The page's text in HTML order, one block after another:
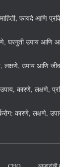
फायदे आणि
घरगुती उपाय आणि
लक्षणे, उपाय आणि
कारणे, लक्षणे,
कारणे, लक्षणे,